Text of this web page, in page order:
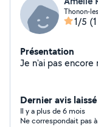
Thonon-
1/5
Présentation
Dernier avis
Il y a plus de 6 mois
Ne correspondait pas